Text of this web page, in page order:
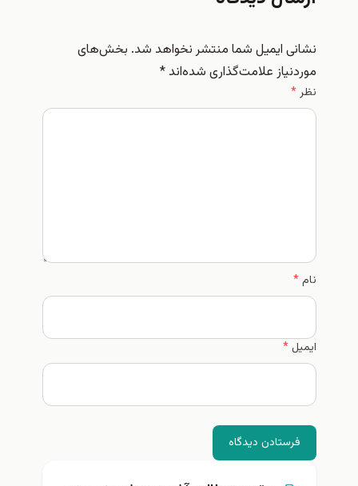
نشانی ایمیل شما منتشر نخواهد شد. بخش‌های
موردنیاز علامت‌گذاری شده‌اند*
نظر*
نام*
ایمیل*
فرستادن دیدگاه